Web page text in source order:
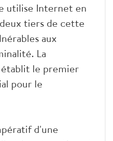
utilise Internet en
tiers de cette
aux
La
le premier
pour le
d'une